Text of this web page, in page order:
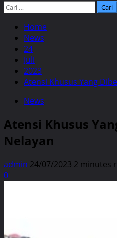
Cari
Home
News
24
Juli
2023
Atensi Khusus Yang
News
Atensi Khusus
Nelayan
admin 24/07/2023 2 minutes
0